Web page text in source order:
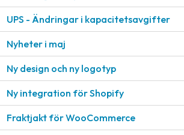
UPS - Ändringar i kapacitetsavgifter
Nyheter i maj
Ny design och ny logotyp
Ny integration för Shopify
Fraktjakt för WooCommerce